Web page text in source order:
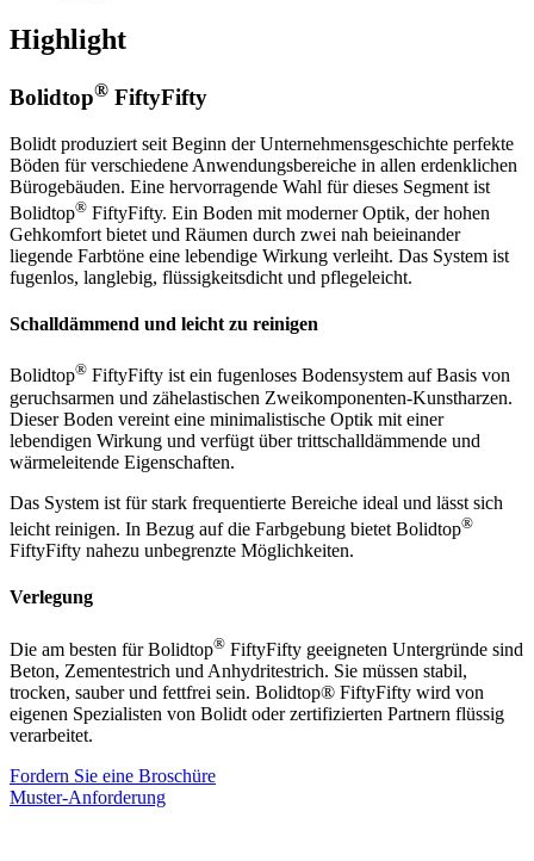
Highlight
Bolidtop® FiftyFifty
Bolidt produziert seit Beginn der Unternehmensgeschichte perfekte
Böden für verschiedene Anwendungsbereiche in allen erdenklichen
Bürogebäuden. Eine hervorragende Wahl für dieses Segment ist
Bolidtop® FiftyFifty. Ein Boden mit moderner Optik, der hohen
Gehkomfort bietet und Räumen durch zwei nah beieinander
liegende Farbtöne eine lebendige Wirkung verleiht. Das System ist
fugenlos, langlebig, flüssigkeitsdicht und pflegeleicht.
Schalldämmend und leicht zu reinigen
Bolidtop® FiftyFifty ist ein fugenloses Bodensystem auf Basis von
geruchsarmen und zähelastischen Zweikomponenten-Kunstharzen.
Dieser Boden vereint eine minimalistische Optik mit einer
lebendigen Wirkung und verfügt über trittschalldämmende und
wärmeleitende Eigenschaften.
Das System ist für stark frequentierte Bereiche ideal und lässt sich
leicht reinigen. In Bezug auf die Farbgebung bietet Bolidtop®
FiftyFifty nahezu unbegrenzte Möglichkeiten.
Verlegung
Die am besten für Bolidtop® FiftyFifty geeigneten Untergründe sind
Beton, Zementestrich und Anhydritestrich. Sie müssen stabil,
trocken, sauber und fettfrei sein. Bolidtop® FiftyFifty wird von
eigenen Spezialisten von Bolidt oder zertifizierten Partnern flüssig
verarbeitet.
Fordern Sie eine Broschüre
Muster-Anforderung